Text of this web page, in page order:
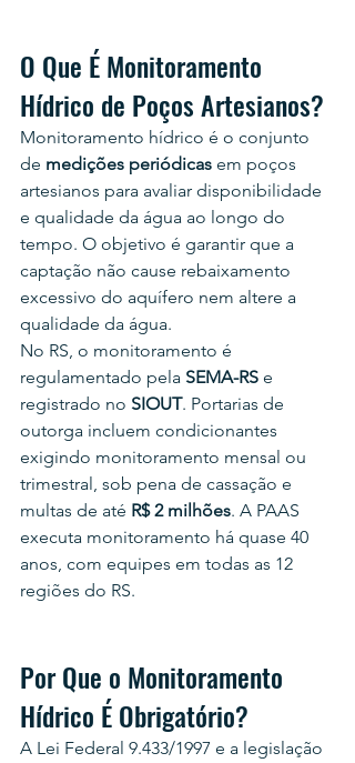
O Que É Monitoramento
Hídrico de Poços Artesianos?
Monitoramento hídrico é o conjunto
de medições periódicas em poços
artesianos para avaliar disponibilidade
e qualidade da água ao longo do
tempo. O objetivo é garantir que a
captação não cause rebaixamento
excessivo do aquífero nem altere a
qualidade da água.
No RS, o monitoramento é
regulamentado pela SEMA-RS e
registrado no SIOUT. Portarias de
outorga incluem condicionantes
exigindo monitoramento mensal ou
trimestral, sob pena de cassação e
multas de até R$ 2 milhões. A PAAS
executa monitoramento há quase 40
anos, com equipes em todas as 12
regiões do RS.
Por Que o Monitoramento
Hídrico É Obrigatório?
A Lei Federal 9.433/1997 e a legislação